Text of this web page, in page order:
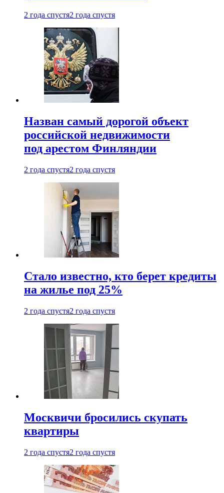
2 года спустя2 года спустя
Назван самый дорогой объект
российской недвижимости
под арестом Финляндии
2 года спустя2 года спустя
Стало известно, кто берет кредиты
на жилье под 25%
2 года спустя2 года спустя
Москвичи бросились скупать
квартиры
2 года спустя2 года спустя